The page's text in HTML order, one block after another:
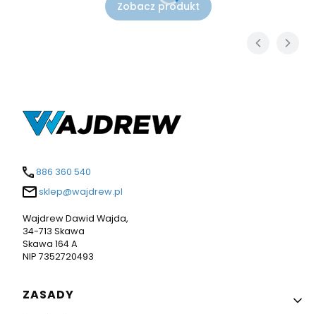
Zobacz produkt
886 360 540
sklep@wajdrew.pl
Wajdrew Dawid Wajda,
34-713 Skawa
Skawa 164 A
NIP 7352720493
Linki w stopce
ZASADY